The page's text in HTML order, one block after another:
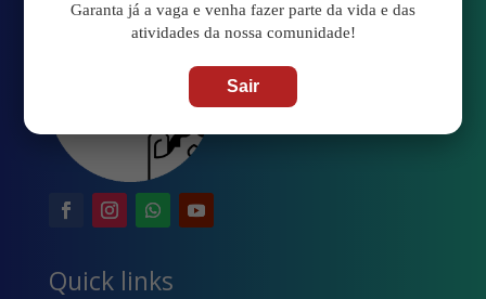
Quick links
Garanta já a vaga e venha fazer parte da vida e das
atividades da nossa comunidade!
Sair